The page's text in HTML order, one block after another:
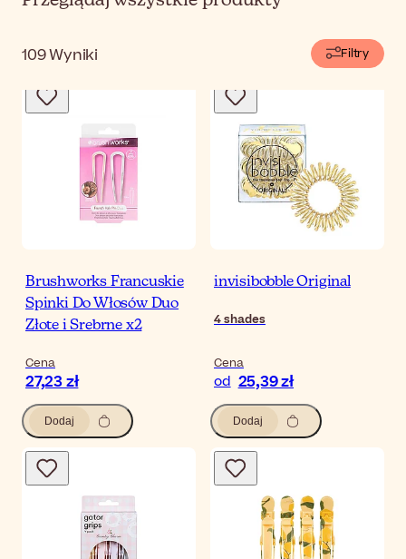
109Wyniki Filtry
Brushworks Francuskie
Spinki Do Włosów Duo
Złote i Srebrne x2
Cena
27,23 zł
Dodaj
invisibobble Original
4shades
Cena
od 25,39 zł
Dodaj